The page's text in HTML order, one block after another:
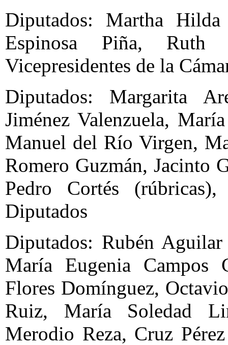
Diputados: Martha
Espinosa Piña, Ruth
Vicepresidentes de la
Diputados: Margarita
Jiménez Valenzuela,
Manuel del Río Virgen,
Romero Guzmán, Jacinto
Pedro Cortés
Diputados
Diputados: Rubén
María Eugenia Campos
Flores Domínguez,
Ruiz, María Soledad
Merodio Reza, Cruz